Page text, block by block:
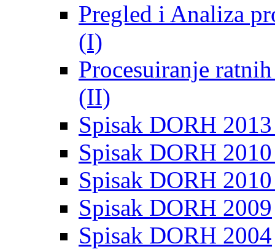
Pregled i Analiza
(I)
Procesuiranje
(II)
Spisak DORH
Spisak DORH
Spisak DORH
Spisak DORH 2009
Spisak DORH 2004